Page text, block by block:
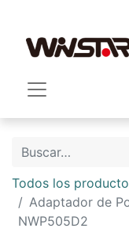
Todos los
Adaptador de
NWP505D2